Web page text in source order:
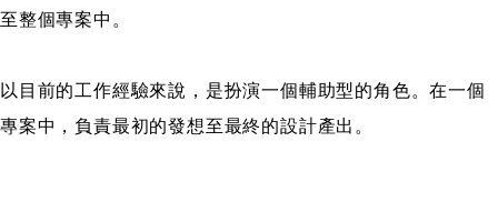
至整個專案中。
以目前的工作經驗來說，是扮演一個輔助型的角色。在一個
專案中，負責最初的發想至最終的設計產出。